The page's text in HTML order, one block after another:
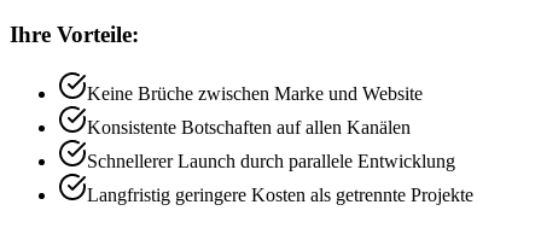
Ihre Vorteile:
Keine Brüche zwischen Marke und Website
Konsistente Botschaften auf allen Kanälen
Schnellerer Launch durch parallele Entwicklung
Langfristig geringere Kosten als getrennte Projekte